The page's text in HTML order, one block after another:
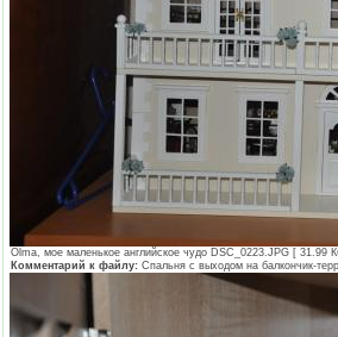
Olma, мое маленькое английское чудо DSC_0223.JPG [ 31.99
Комментарий к файлу: Спальня с выходом на балкончик-